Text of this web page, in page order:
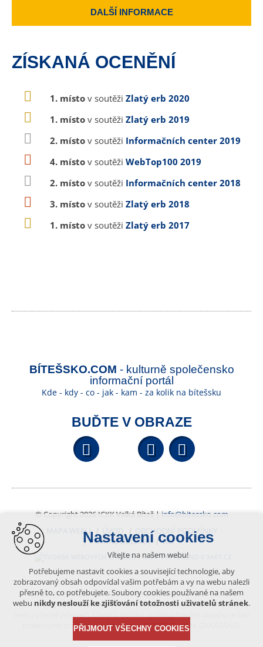
DALŠÍ INFORMACE
ZÍSKANÁ OCENĚNÍ
1. místo v soutěži Zlatý erb 2020
1. místo v soutěži Zlatý erb 2019
2. místo v soutěži Informačních center 2019
4. místo v soutěži WebTop100 2019
2. místo v soutěži Informačních center 2018
3. místo v soutěži Zlatý erb 2018
1. místo v soutěži Zlatý erb 2017
BÍTEŠSKO.COM - kulturně společensko
informační portál
Kde - kdy - co - jak - kam - za kolik na bítešsku
BUĎTE V OBRAZE
Facebook YouTube
© Copyright 2026 ICKK Velká Bíteš | info@bitessko.com
MAPA WEBU
ÚVOD
OBCHODNÍ PODMÍNKY
PORTÁL OBČANA
GIS
VYTVOŘENO V XART.CZ
Obsah tohoto portálu je chráněn autorským právem, které
vykonává vydavatel. Jakékoliv užití článků a fotografií z této podoby
písemného souhlasu vydavatele – BÍTEŠSKO.COM -ZAKÁZÁNO.
Nastavení cookies
Vítejte na našem webu!
Potřebujeme nastavit cookies a související technologie, aby
zobrazovaný obsah odpovídal vašim potřebám a vy na webu nalezli
přesně to, co potřebujete. Soubory cookies používané na našem
webu nikdy neslouží ke zjišťování totožnosti uživatelů stránek.
PŘIJMOUT VŠECHNY COOKIES